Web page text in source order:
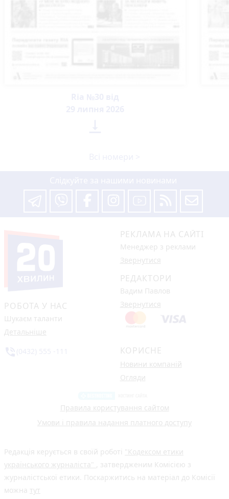
РОБОТА У НАС
Шукаєм таланти
Детальніше
РЕКЛАМА НА САЙТІ
Менеджер з реклами
Звернутися
РЕДАКТОРИ
Вадим Павлов
Звернутися
КОРИСНЕ
Новини компаній
Огляди
Правила користування сайтом
Умови і правила надання платного доступу
Редакція керується в своїй роботі "Кодексом етики
українського журналіста" , затвердженим Комісією з
журналістської етики. Поскаржитись на матеріал до Комісії
можна тут